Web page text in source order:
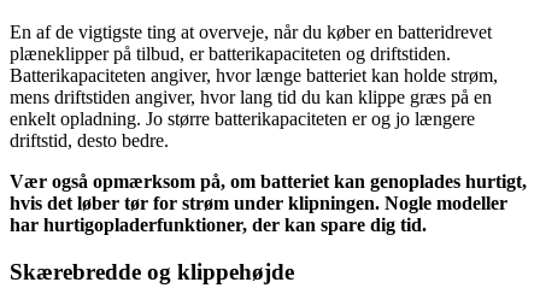
En af de vigtigste ting at overveje, når du køber en batteridrevet
plæneklipper på tilbud, er batterikapaciteten og driftstiden.
Batterikapaciteten angiver, hvor længe batteriet kan holde strøm,
mens driftstiden angiver, hvor lang tid du kan klippe græs på en
enkelt opladning. Jo større batterikapaciteten er og jo længere
driftstid, desto bedre.
Vær også opmærksom på, om batteriet kan genoplades hurtigt,
hvis det løber tør for strøm under klipningen. Nogle modeller
har hurtigopladerfunktioner, der kan spare dig tid.
Skærebredde og klippehøjde